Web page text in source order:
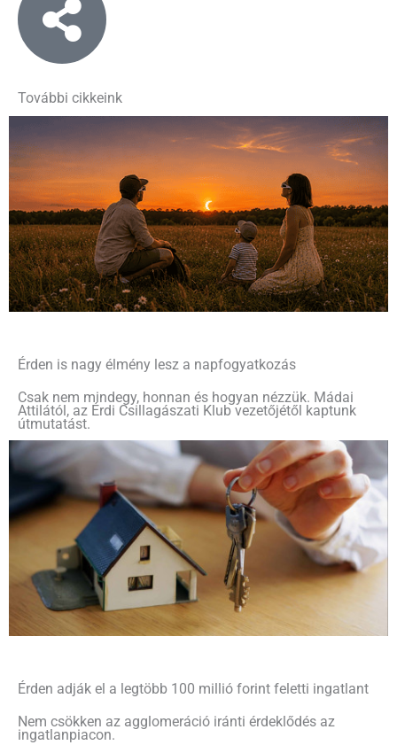
További cikkeink
Érden is nagy élmény lesz a napfogyatkozás
Csak nem mindegy, honnan és hogyan nézzük. Mádai
Attilától, az Érdi Csillagászati Klub vezetőjétől kaptunk
útmutatást.
Érden adják el a legtöbb 100 millió forint feletti ingatlant
Nem csökken az agglomeráció iránti érdeklődés az
ingatlanpiacon.